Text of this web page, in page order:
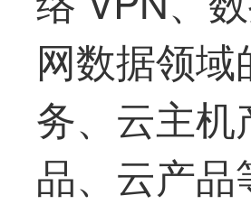
网数据领
务、云主
品、云产品